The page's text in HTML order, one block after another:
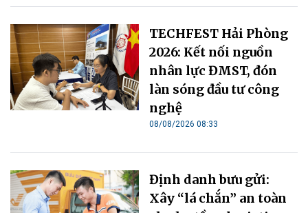
TECHFEST Hải Phòng
2026: Kết nối nguồn
nhân lực ĐMST, đón
làn sóng đầu tư công
nghệ
08/08/2026 08:33
Định danh bưu gửi:
Xây “lá chắn” an toàn